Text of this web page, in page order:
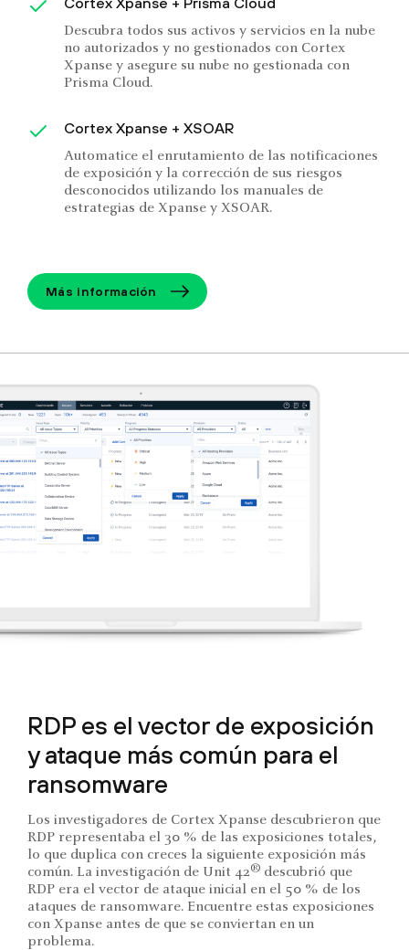
Descubra todos sus activos y servicios en la nube
no autorizados y no gestionados con Cortex
Xpanse y asegure su nube no gestionada con
Prisma Cloud.
Cortex Xpanse + XSOAR
Automatice el enrutamiento de las notificaciones
de exposición y la corrección de sus riesgos
desconocidos utilizando los manuales de
estrategias de Xpanse y XSOAR.
Más información
RDP es el vector de exposición
y ataque más común para el
ransomware
Los investigadores de Cortex Xpanse descubrieron que
RDP representaba el 30 % de las exposiciones totales,
lo que duplica con creces la siguiente exposición más
común. La investigación de Unit 42® descubrió que
RDP era el vector de ataque inicial en el 50 % de los
ataques de ransomware. Encuentre estas exposiciones
con Xpanse antes de que se conviertan en un
problema.